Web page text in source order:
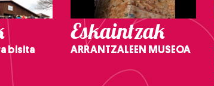
bisita
Eskaintzak
ARRANTZALEEN MUSEOA